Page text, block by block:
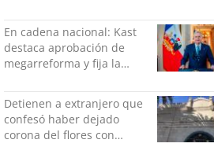
Senado
En cadena nacional: Kast
destaca aprobación de
megarreforma y fija la
desafío del Gobierno
Detienen a extranjero que
confesó haber dejado
corona del flores con